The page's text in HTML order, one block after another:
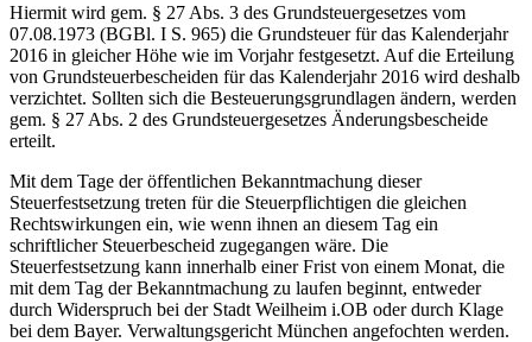
Hiermit wird gem. § 27 Abs. 3 des Grundsteuergesetzes vom
07.08.1973 (BGBl. I S. 965) die Grundsteuer für das Kalenderjahr
2016 in gleicher Höhe wie im Vorjahr festgesetzt. Auf die Erteilung
von Grundsteuerbescheiden für das Kalenderjahr 2016 wird deshalb
verzichtet. Sollten sich die Besteuerungsgrundlagen ändern, werden
gem. § 27 Abs. 2 des Grundsteuergesetzes Änderungsbescheide
erteilt.
Mit dem Tage der öffentlichen Bekanntmachung dieser
Steuerfestsetzung treten für die Steuerpflichtigen die gleichen
Rechtswirkungen ein, wie wenn ihnen an diesem Tag ein
schriftlicher Steuerbescheid zugegangen wäre. Die
Steuerfestsetzung kann innerhalb einer Frist von einem Monat, die
mit dem Tag der Bekanntmachung zu laufen beginnt, entweder
durch Widerspruch bei der Stadt Weilheim i.OB oder durch Klage
bei dem Bayer. Verwaltungsgericht München angefochten werden.